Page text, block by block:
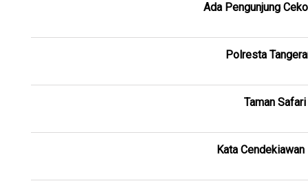
Ada Pengunjung
Polresta
Taman
Kata